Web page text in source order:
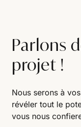
Parlons
projet !
Nous serons à
révéler tout le
vous nous